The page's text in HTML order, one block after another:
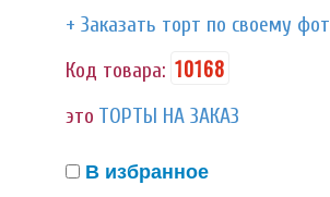
+ Заказать торт по своему
Код товара: 10168
это ТОРТЫ НА ЗАКАЗ
В избранное